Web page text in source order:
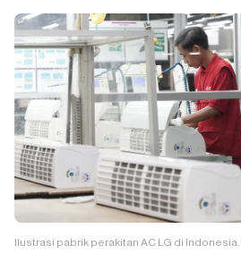
Ilustrasi pabrik perakitan AC LG di